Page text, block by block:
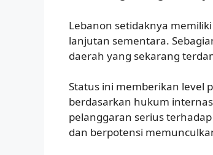
Lebanon setidaknya
lanjutan sementara.
daerah yang sekarang
Status ini memberikan level
berdasarkan hukum
pelanggaran serius
dan berpotensi